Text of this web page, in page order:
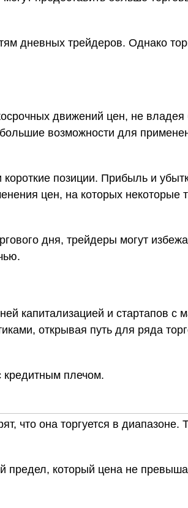
дневных трейдеров. Однако
движений цен, не
возможности для
позиции. Прибыль и
цен, на которых некоторые
дня, трейдеры могут
капитализацией и стартапов с
открывая путь для ряда
кредитным плечом.
что она торгуется в диапазоне.
предел, который цена не